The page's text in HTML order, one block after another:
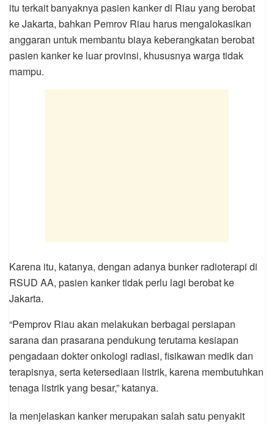
itu terkait banyaknya pasien kanker di Riau yang berobat
ke Jakarta, bahkan Pemrov Riau harus mengalokasikan
anggaran untuk membantu biaya keberangkatan berobat
pasien kanker ke luar provinsi, khususnya warga tidak
mampu.
Karena itu, katanya, dengan adanya bunker radioterapi di
RSUD AA, pasien kanker tidak perlu lagi berobat ke
Jakarta.
“Pemprov Riau akan melakukan berbagai persiapan
sarana dan prasarana pendukung terutama kesiapan
pengadaan dokter onkologi radiasi, fisikawan medik dan
terapisnya, serta ketersediaan listrik, karena membutuhkan
tenaga listrik yang besar,” katanya.
Ia menjelaskan kanker merupakan salah satu penyakit